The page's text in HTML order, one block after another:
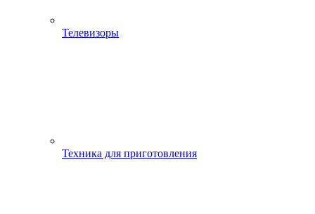
Телевизоры
Техника для приготовления